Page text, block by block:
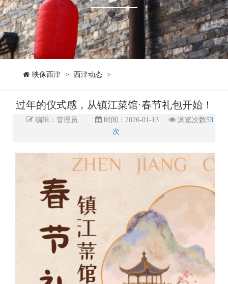
映像西津 > 西津动态 >
过年的仪式感，从镇江菜馆·春节礼包开始！
编辑：管理员 时间：2026-01-13 浏览次数53
次